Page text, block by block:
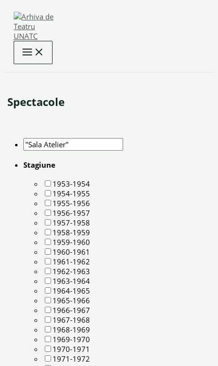
content
Spectacole
Stagiune
1953-1954
1954-1955
1955-1956
1956-1957
1957-1958
1958-1959
1959-1960
1960-1961
1961-1962
1962-1963
1963-1964
1964-1965
1965-1966
1966-1967
1967-1968
1968-1969
1969-1970
1970-1971
1971-1972